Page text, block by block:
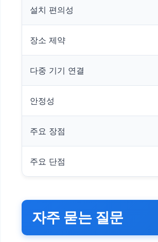
설치 편의성
장소 제약
다중 기기 연결
안정성
주요 장점
주요 단점
자주 묻는 질문